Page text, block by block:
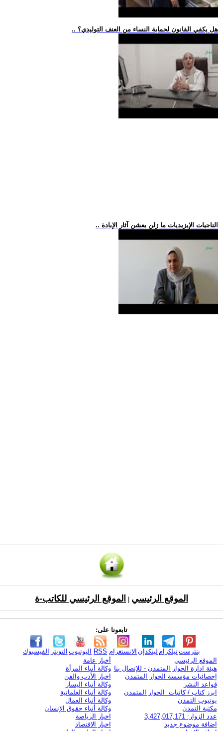
.. هل يكفي القانون لحماية النساء من العنف التوليدي؟
.. الناجيات الإيزيديات ما زلن يعشن آثار الإبادة
الموقع الرئيسي الموقع الرئيسي للكاتب-ة
تابعونا على:
الفيسبوك التويتر اليوتيوب RSS الانستغرام لينكدإن تيلكرامبنترست
الموقع الرئيسي
هيئة ادارة الحوار المتمدن - للإتصال بنا
إحصائيات مؤسسة الحوار المتمدن
قواعد النشر
ابرز كتاب / كاتبات الحوار المتمدن
يوتيوب التمدن
مكتبة التمدن
عدد الزوار: 3,427,017,171
اضافة موضوع جديد
أخبار عامة
وكالة أنباء المرأة
اخبار الأدب والفن
وكالة أنباء اليسار
وكالة أنباء العلمانية
وكالة أنباء العمال
وكالة أنباء حقوق الإنسان
اخبار الرياضة
اخبار الاقتصاد